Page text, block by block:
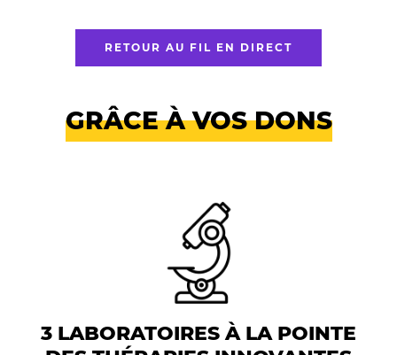
RETOUR AU FIL EN DIRECT
GRÂCE À VOS DONS
3 LABORATOIRES À LA POINTE